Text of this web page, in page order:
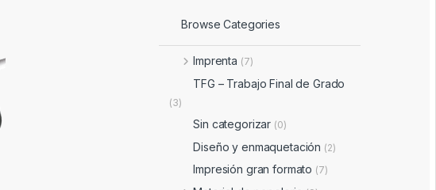
Browse Categories
Imprenta (7)
TFG – Trabajo Final de Grado
(3)
Sin categorizar (0)
Diseño y enmaquetación (2)
Impresión gran formato (7)